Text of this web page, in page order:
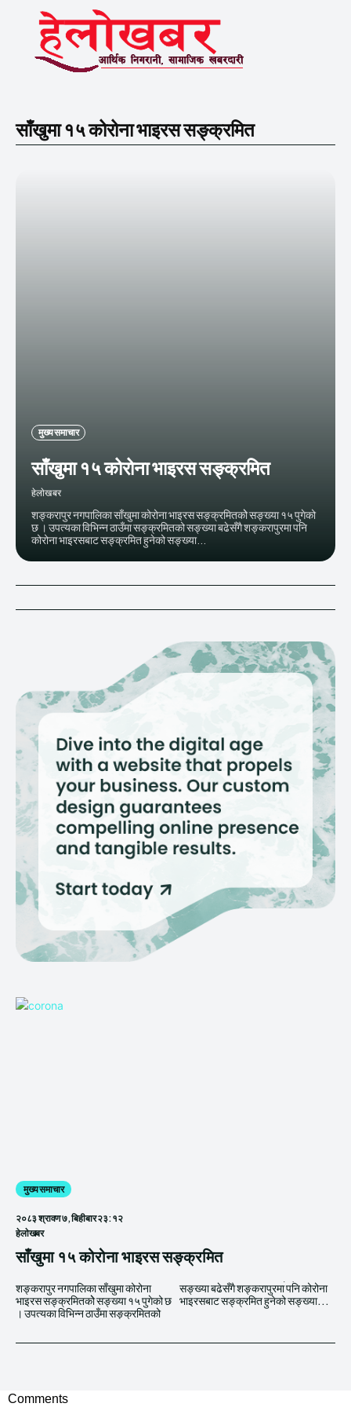
साँखुमा १५ कोरोना भाइरस सङ्क्रमित
मुख्य समाचार
साँखुमा १५ कोरोना भाइरस सङ्क्रमित
हेलाेखबर
शङ्करापुर नगपालिका साँखुमा कोरोना भाइरस सङ्क्रमितकोे सङ्ख्या १५ पुगेको
छ । उपत्यका विभिन्न ठाउँमा सङ्क्रमितको सङ्ख्या बढेसँगै शङ्करापुरमा पनि
कोरोना भाइरसबाट सङ्क्रमित हुनेको सङ्ख्या...
मुख्य समाचार
२०८३ श्रावण ७, बिहीबार २३:१२
हेलाेखबर
साँखुमा १५ कोरोना भाइरस सङ्क्रमित
शङ्करापुर नगपालिका साँखुमा कोरोना
भाइरस सङ्क्रमितकोे सङ्ख्या १५ पुगेको छ
। उपत्यका विभिन्न ठाउँमा सङ्क्रमितको
सङ्ख्या बढेसँगै शङ्करापुरमा पनि कोरोना
भाइरसबाट सङ्क्रमित हुनेको सङ्ख्या...
Comments